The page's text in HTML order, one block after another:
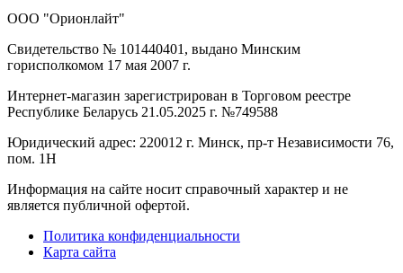
ООО "Орионлайт"
Свидетельство № 101440401, выдано Минским
горисполкомом 17 мая 2007 г.
Интернет-магазин зарегистрирован в Торговом реестре
Республике Беларусь 21.05.2025 г. №749588
Юридический адрес: 220012 г. Минск, пр-т Независимости 76,
пом. 1Н
Информация на сайте носит справочный характер и не
является публичной офертой.
Политика конфиденциальности
Карта сайта